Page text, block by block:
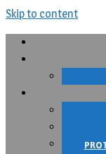
Skip to content